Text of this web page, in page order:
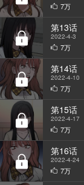
7万
第13话
2022-4-3
7万
第14话
2022-4-10
7万
第15话
2022-4-17
7万
第16话
2022-4-24
7万